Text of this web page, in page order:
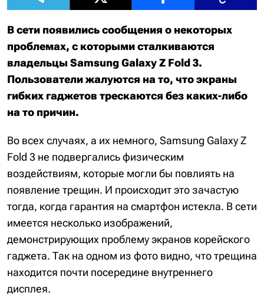
В сети появились сообщения о некоторых
проблемах, с которыми сталкиваются
владельцы Samsung Galaxy Z Fold 3.
Пользователи жалуются на то, что экраны
гибких гаджетов трескаются без каких-либо
на то причин.
Во всех случаях, а их немного, Samsung Galaxy Z
Fold 3 не подвергались физическим
воздействиям, которые могли бы повлиять на
появление трещин. И происходит это зачастую
тогда, когда гарантия на смартфон истекла. В сети
имеется несколько изображений,
демонстрирующих проблему экранов корейского
гаджета. Так на одном из фото видно, что трещина
находится почти посередине внутреннего
дисплея.